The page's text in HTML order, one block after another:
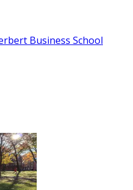
Business School